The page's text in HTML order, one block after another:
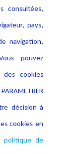
consultées,
pays,
navigation,
pouvez
des cookies
décision à
cookies en
politique de